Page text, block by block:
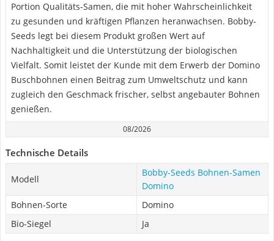
Portion Qualitäts-Samen, die mit hoher Wahrscheinlichkeit
zu gesunden und kräftigen Pflanzen heranwachsen. Bobby-
Seeds legt bei diesem Produkt großen Wert auf
Nachhaltigkeit und die Unterstützung der biologischen
Vielfalt. Somit leistet der Kunde mit dem Erwerb der Domino
Buschbohnen einen Beitrag zum Umweltschutz und kann
zugleich den Geschmack frischer, selbst angebauter Bohnen
genießen.
08/2026
Technische Details
Modell
Bobby-Seeds Bohnen-Samen
Domino
Bohnen-Sorte
Domino
Bio-Siegel
Ja